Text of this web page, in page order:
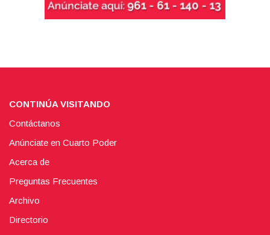
CONTINÚA VISITANDO
Contáctanos
Anúnciate en Cuarto Poder
Acerca de
Preguntas Frecuentes
Archivo
Directorio